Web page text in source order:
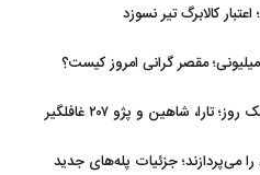
کالابرگ تیر نسوزد
ریزش میلیونی قیمت خودرو در یک روز؛ تارا، شاهین و پژو ۲۰۷ غافلگیر
می‌پردازند؛ جزئیات پله‌های جدید